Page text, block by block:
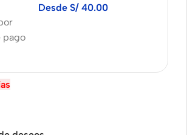
pago
Desde S/ 40.00